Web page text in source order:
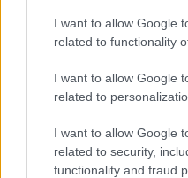
I want to allow Google
related to functionality
I want to allow Google
related to
I want to allow Google
related to security,
functionality and fraud